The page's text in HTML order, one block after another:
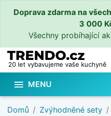
Doprava zdarma na
3 000
Všechny probíhající
20 let vybavujeme vaše kuchyně
 MENU
Domů Zvýhodněné sety